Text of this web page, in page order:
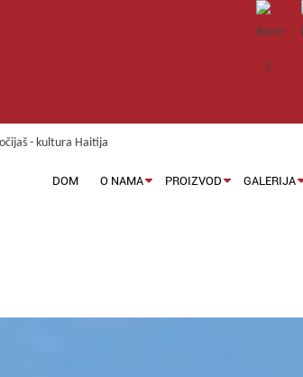
DOM O NAMA PROIZVOD GALERIJA